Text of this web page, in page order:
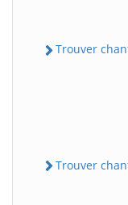
Trouver
Trouver